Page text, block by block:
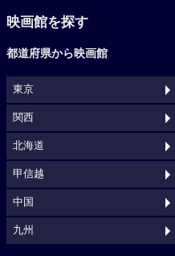
映画館を探す
都道府県から映画館
東京
関西
北海道
甲信越
中国
九州